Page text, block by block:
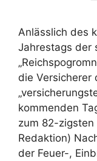
Anlässlich des
Jahrestags der
die Versicherer
kommenden
zum 82-
Redaktion)
der Feuer-,